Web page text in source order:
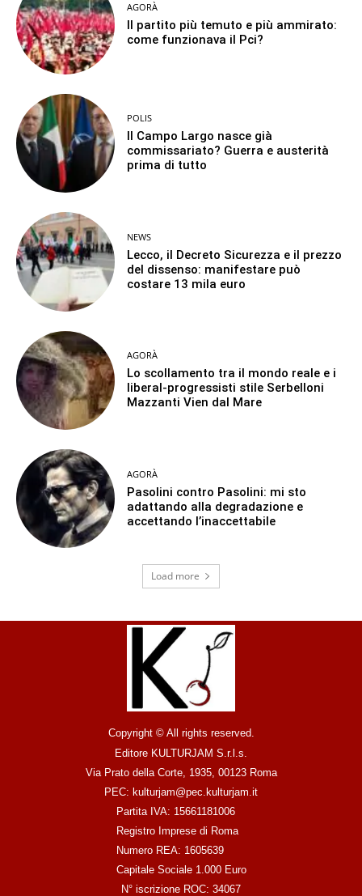
AGORÀ
Il partito più temuto e più ammirato:
come funzionava il Pci?
POLIS
Il Campo Largo nasce già
commissariato? Guerra e austerità
prima di tutto
NEWS
Lecco, il Decreto Sicurezza e il prezzo
del dissenso: manifestare può
costare 13 mila euro
AGORÀ
Lo scollamento tra il mondo reale e i
liberal-progressisti stile Serbelloni
Mazzanti Vien dal Mare
AGORÀ
Pasolini contro Pasolini: mi sto
adattando alla degradazione e
accettando l’inaccettabile
Load more
Copyright © All rights reserved.
Editore KULTURJAM S.r.l.s.
Via Prato della Corte, 1935, 00123 Roma
PEC: kulturjam@pec.kulturjam.it
Partita IVA: 15661181006
Registro Imprese di Roma
Numero REA: 1605639
Capitale Sociale 1.000 Euro
N° iscrizione ROC: 34067